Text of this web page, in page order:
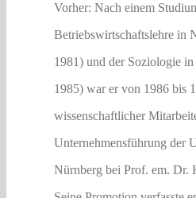
Vorher: Nach einem
Betriebswirtschaftslehre in
1981) und der Soziologie
1985) war er von 1986 bis
wissenschaftlicher
Unternehmensführung der
Nürnberg bei Prof. em. Dr.